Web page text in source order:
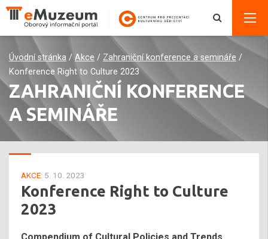
Úvodní stránka / Akce / Zahraniční konference a semináře /
Konference Right to Culture 2023
ZAHRANIČNÍ KONFERENCE
A SEMINÁŘE
AKCE: 5. 10. 2023
Konference Right to Culture
2023